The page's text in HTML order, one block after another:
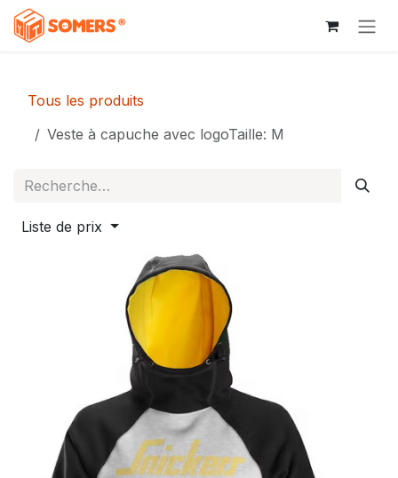
Se rendre au contenu
Tous les produits
Veste à capuche avec logoTaille: M
Liste de prix